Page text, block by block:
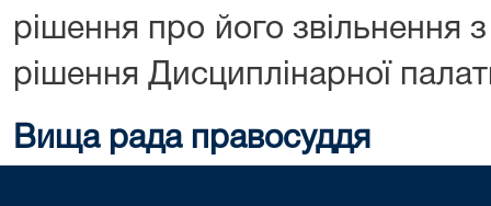
рішення про його звільнення
рішення Дисциплінарної
Вища рада правосуддя